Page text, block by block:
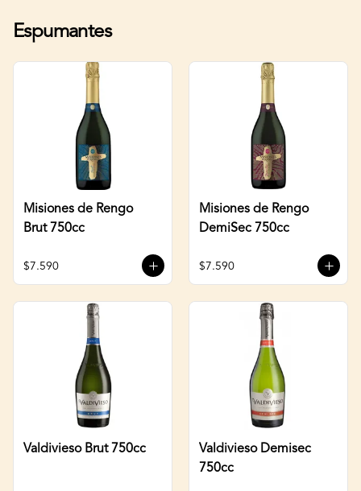
Espumantes
Misiones de Rengo
Brut 750cc
$7.590
Misiones de Rengo
DemiSec 750cc
$7.590
Valdivieso Brut 750cc
Valdivieso Demisec
750cc